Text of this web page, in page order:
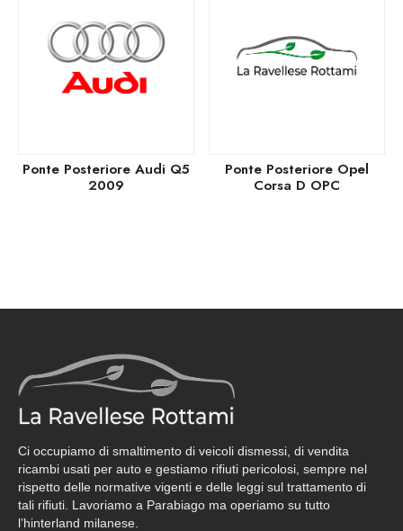
Ponte Posteriore Audi Q5
2009
Ponte Posteriore Opel
Corsa D OPC
Ci occupiamo di smaltimento di veicoli dismessi, di vendita
ricambi usati per auto e gestiamo rifiuti pericolosi, sempre nel
rispetto delle normative vigenti e delle leggi sul trattamento di
tali rifiuti. Lavoriamo a Parabiago ma operiamo su tutto
l’hinterland milanese.